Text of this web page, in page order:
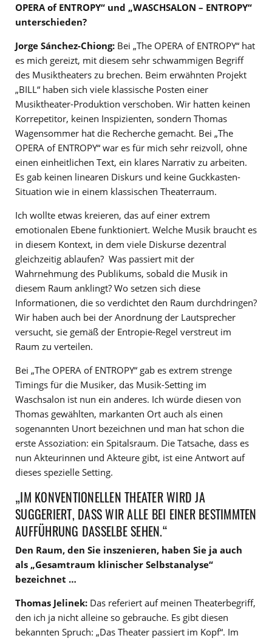
OPERA of ENTROPY“ und „WASCHSALON – ENTROPY“
unterschieden?
Jorge Sánchez-Chiong: Bei „The OPERA of ENTROPY“ hat
es mich gereizt, mit diesem sehr schwammigen Begriff
des Musiktheaters zu brechen. Beim erwähnten Projekt
„BILL“ haben sich viele klassische Posten einer
Musiktheater-Produktion verschoben. Wir hatten keinen
Korrepetitor, keinen Inspizienten, sondern Thomas
Wagensommer hat die Recherche gemacht. Bei „The
OPERA of ENTROPY“ war es für mich sehr reizvoll, ohne
einen einheitlichen Text, ein klares Narrativ zu arbeiten.
Es gab keinen linearen Diskurs und keine Guckkasten-
Situation wie in einem klassischen Theaterraum.
Ich wollte etwas kreieren, das auf einer extrem
emotionalen Ebene funktioniert. Welche Musik braucht es
in diesem Kontext, in dem viele Diskurse dezentral
gleichzeitig ablaufen? Was passiert mit der
Wahrnehmung des Publikums, sobald die Musik in
diesem Raum anklingt? Wo setzen sich diese
Informationen, die so verdichtet den Raum durchdringen?
Wir haben auch bei der Anordnung der Lautsprecher
versucht, sie gemäß der Entropie-Regel verstreut im
Raum zu verteilen.
Bei „The OPERA of ENTROPY“ gab es extrem strenge
Timings für die Musiker, das Musik-Setting im
Waschsalon ist nun ein anderes. Ich würde diesen von
Thomas gewählten, markanten Ort auch als einen
sogenannten Unort bezeichnen und man hat schon die
erste Assoziation: ein Spitalsraum. Die Tatsache, dass es
nun Akteurinnen und Akteure gibt, ist eine Antwort auf
dieses spezielle Setting.
„IM KONVENTIONELLEN THEATER WIRD JA
SUGGERIERT, DASS WIR ALLE BEI EINER BESTIMMTEN
AUFFÜHRUNG DASSELBE SEHEN.“
Den Raum, den Sie inszenieren, haben Sie ja auch
als „Gesamtraum klinischer Selbstanalyse“
bezeichnet …
Thomas Jelinek: Das referiert auf meinen Theaterbegriff,
den ich ja nicht alleine so gebrauche. Es gibt diesen
bekannten Spruch: „Das Theater passiert im Kopf“. Im